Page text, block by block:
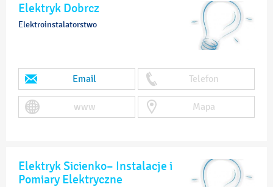
Elektryk Dobrcz
Elektroinstalatorstwo
Email Telefon
www Mapa
Elektryk Sicienko– Instalacje i
Pomiary Elektryczne